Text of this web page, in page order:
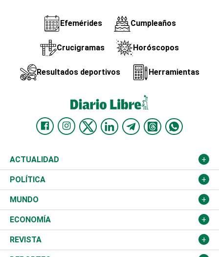
Efemérides Cumpleaños
Crucigramas Horóscopos
Resultados deportivos Herramientas
ACTUALIDAD
Nacional
Ciudad
Educación
Salud
POLÍTICA
Partidos
JCE
TSE
MUNDO
Estados Unidos
América Latina
ECONOMÍA
Finanzas
REVISTA